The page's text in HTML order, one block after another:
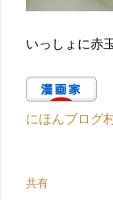
いっしょに赤
にほんブログ
共有